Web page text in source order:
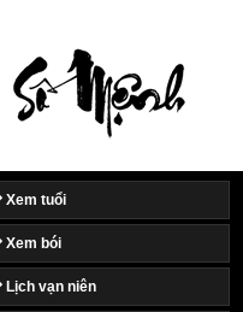
Xem tuổi
Xem bói
Lịch vạn niên